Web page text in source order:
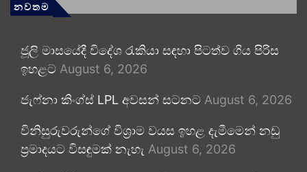
නවතම
ජූලි මාසයේදී විදේශ රැකියා සඳහා පිටත්ව ගිය පිරිස
ඉහළට August 6, 2026
ජැෆ්නා කිංග්ස් LPL අවසන් සටනට August 6, 2026
විනිසුරුවරුන්ගේ විශ්‍රාම වයස ඉහළ දැමීමෙන් නඩු
ප්‍රමාදයට විසඳුමක් නැහැ August 6, 2026